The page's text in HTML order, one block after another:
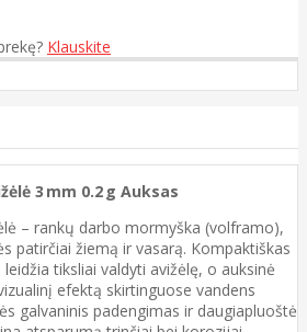
Klauskite
3 mm 0.2 g Auksas
– rankų darbo mormyška (volframo),
patirčiai žiemą ir vasarą. Kompaktiškas
tiksliai valdyti avižėlę, o auksinė
efektą skirtinguose vandens
galvaninis padengimas ir daugiapluoštė